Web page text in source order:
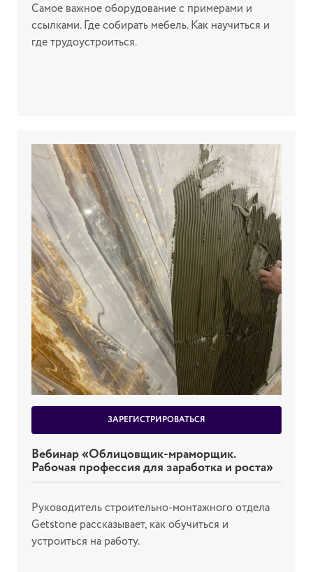
Самое важное оборудование с примерами и
ссылками. Где собирать мебель. Как научиться и
где трудоустроиться.
ЗАРЕГИСТРИРОВАТЬСЯ
Вебинар «Облицовщик-мраморщик.
Рабочая профессия для заработка и роста»
Руководитель строительно-монтажного отдела
Getstone рассказывает, как обучиться и
устроиться на работу.